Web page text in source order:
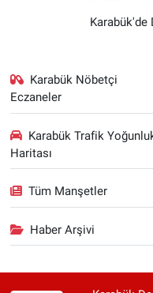
Karabük'de
Karabük Nöbetçi
Eczaneler
Karabük Trafik
Haritası
Tüm Manşetler
Haber Arşivi